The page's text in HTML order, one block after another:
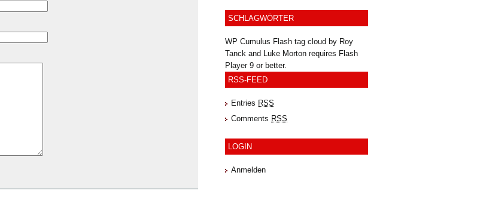
SCHLAGWÖRTER
WP Cumulus Flash tag cloud by Roy
Tanck and Luke Morton requires Flash
Player9 or better.
RSS-FEED
Entries RSS
Comments RSS
LOGIN
Anmelden